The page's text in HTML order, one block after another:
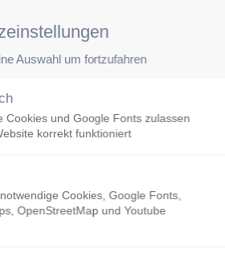
Auswahl um fortzufahren
Cookies und Google Fonts zulassen
korrekt funktioniert
Cookies, Google Fonts,
OpenStreetMap und Youtube